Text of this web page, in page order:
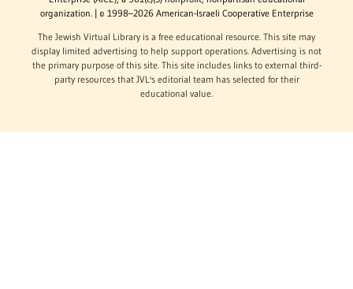
organization. | © 1998–2026 American-Israeli Cooperative Enterprise
The Jewish Virtual Library is a free educational resource. This site may
display limited advertising to help support operations. Advertising is not
the primary purpose of this site. This site includes links to external third-
party resources that JVL's editorial team has selected for their
educational value.